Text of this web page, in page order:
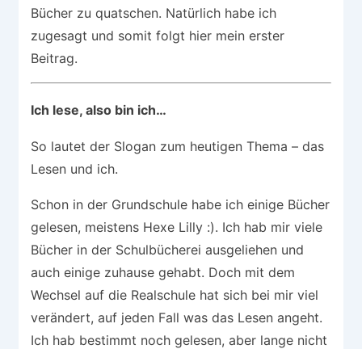
Bücher zu quatschen. Natürlich habe ich
zugesagt und somit folgt hier mein erster
Beitrag.
Ich lese, also bin ich…
So lautet der Slogan zum heutigen Thema – das
Lesen und ich.
Schon in der Grundschule habe ich einige Bücher
gelesen, meistens Hexe Lilly :). Ich hab mir viele
Bücher in der Schulbücherei ausgeliehen und
auch einige zuhause gehabt. Doch mit dem
Wechsel auf die Realschule hat sich bei mir viel
verändert, auf jeden Fall was das Lesen angeht.
Ich hab bestimmt noch gelesen, aber lange nicht